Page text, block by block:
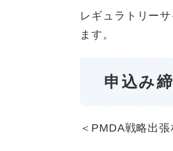
レギュラトリー
ます。
申込み
＜PMDA戦略出